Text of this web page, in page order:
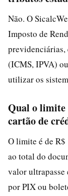
Não. O
Imposto de
previdenciárias,
(ICMS, IPVA)
utilizar os
Qual o limite
cartão de
O limite é de R$
ao total do
valor ultrapasse
por PIX ou